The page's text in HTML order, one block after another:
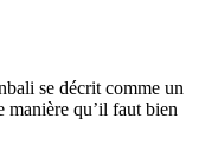
se décrit comme un
manière qu’il faut bien